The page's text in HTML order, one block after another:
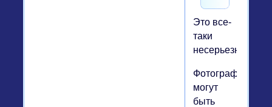
Это все-
таки
несерьезно...)))
Фотографии
могут
быть